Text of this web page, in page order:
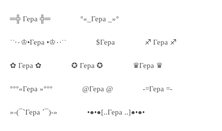
═╬ Гера ╬═ °«_Гера _»°
˙˙·٠♔•Гера •♔٠·˙˙ $Гера ♐ Гера ♐
✿ Гера ✿ ✪ Гера ✪ ♛Гера ♛
°°°«Гера »°°° @Гера @ -=Гера =-
»-(¯`Гера ´¯)-» •●•●[..Гера ..]●•●•